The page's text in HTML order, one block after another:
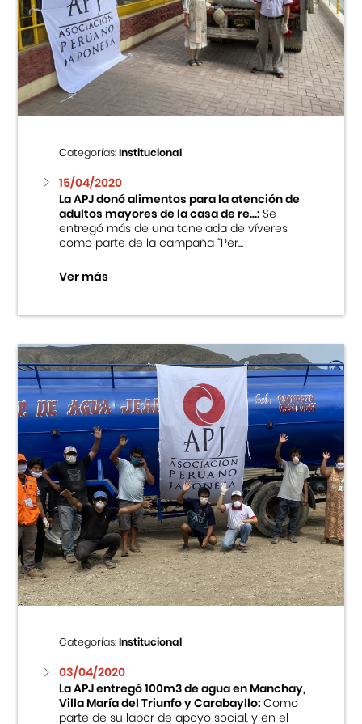
Categorías:Institucional
15/04/2020
La APJ donó alimentos para la atención de
adultos mayores de la casa de re...:Se
entregó más de una tonelada de víveres
como parte de la campaña “Per...
Ver más
Categorías:Institucional
03/04/2020
La APJ entregó 100m3 de agua en Manchay,
Villa María del Triunfo y Carabayllo:Como
parte de su labor de apoyo social, y en el